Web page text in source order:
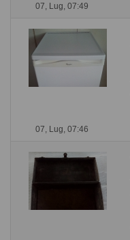
07, Lug, 07:49
07, Lug, 07:46